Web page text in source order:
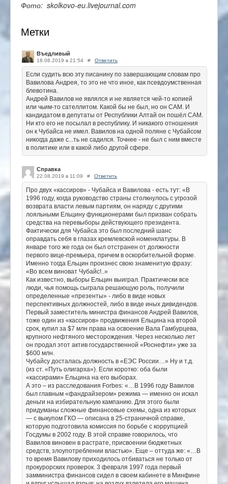
Фото: skolkovo-eu.livejournal.com
Метки
Въедливый
18.08.2019 в 21:54 # Ответить
Если судить всю эту писанину по завершающим словам про
Вавилова Андрея, то это не что иное, как псевдоумственная
блевотина.
Андрей Вавилов не являлся и не является чей-то копией
или чьим-то сателлитом. Какой бы не был, но он САМ. И
кандидатом в депутаты от Республики Алтай он пошёл САМ.
Ни кто его не посылал в республику. И никакого отношения
он к Чубайса не имел. Вавилов на одной поляне с Чубайсом
никогда даже с...ть не садился. Точнее - не был с ним вместе
в политике или в какой либо другой сфере.
Справка
22.08.2019 в 11:09 # Ответить
Про двух «кассиров» - Чубайса и Вавилова - есть тут: «В
1996 году, когда руководство страны столкнулось с угрозой
возврата власти левым партиям, он наряду с другими
лояльными Ельцину функционерами был призван собрать
средства на перевыборы действующего президента.
Фактически для Чубайса это был последний шанс
оправдать себя в глазах кремлевской номенклатуры. В
январе того же года он был отстранен от должности
первого вице-премьера, причем в оскорбительной форме.
Именно тогда Ельцин произнес свою знаменитую фразу:
«Во всем виноват Чубайс!..»
Как известно, выборы Ельцин выиграл. Практически все
люди, чья помощь сыграла решающую роль, получили
определенные «презенты» - либо в виде новых
перспективных должностей, либо в виде иных дивидендов.
Первый заместитель министра финансов Андрей Вавилов,
тоже один из «кассиров» продвижения Ельцина на второй
срок, купил за $7 млн права на освоение Вала Гамбурцева,
крупного нефтяного месторождения. Через несколько лет
он продал этот актив государственной «Роснефти» уже за
$600 млн.
Чубайсу досталась должность в «ЕЭС России…» Ну и т.д.
(из ст. «Путь олигарха»). Если коротко: оба были
«кассирами» Ельцина на его выборах.
А это – из расследования Forbes: «…В 1996 году Вавилов
был главным «фандрайзером» режима — именно он искал
деньги на избирательную кампанию. Для этого были
придуманы сложные финансовые схемы, одна из которых
— с выкупом ГКО — описана в 25-страничной справке,
которую подготовила комиссия по борьбе с коррупцией
Госдумы в 2002 году. В этой справке говорилось, что
Вавилов виновен в растрате, присвоении бюджетных
средств, злоупотреблении властью». Еще – оттуда же: «…В
то время Вавилову приходилось отбиваться не только от
прокурорских проверок. 3 февраля 1997 года первый
замминистра финансов сидел в своем кабинете в Минфине